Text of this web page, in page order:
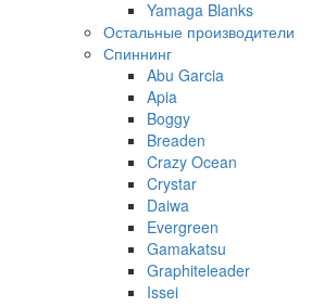
Yamaga Blanks
Остальные производители
Спиннинг
Abu Garcia
Apia
Boggy
Breaden
Crazy Ocean
Crystar
Daiwa
Evergreen
Gamakatsu
Graphiteleader
Issei